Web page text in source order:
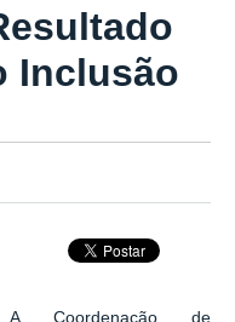
Inclusão
A Coordenação de